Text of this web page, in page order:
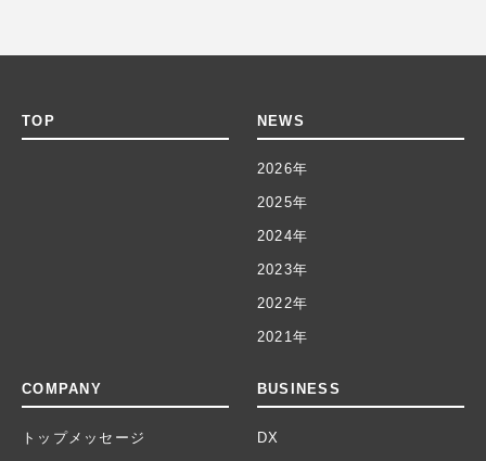
TOP NEWS
2026年
2025年
2024年
2023年
2022年
2021年
COMPANY
トップメッセージ
BUSINESS
DX